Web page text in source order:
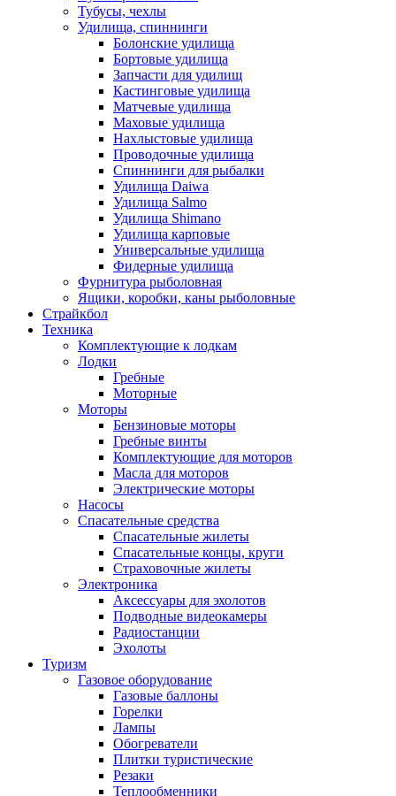
Тубусы, чехлы
Удилища, спиннинги
Болонские удилища
Бортовые удилища
Запчасти для удилищ
Кастинговые удилища
Матчевые удилища
Маховые удилища
Нахлыстовые удилища
Проводочные удилища
Спиннинги для рыбалки
Удилища Daiwa
Удилища Salmo
Удилища Shimano
Удилища карповые
Универсальные удилища
Фидерные удилища
Фурнитура рыболовная
Ящики, коробки, каны рыболовные
Страйкбол
Техника
Комплектующие к лодкам
Лодки
Гребные
Моторные
Моторы
Бензиновые моторы
Гребные винты
Комплектующие для моторов
Масла для моторов
Электрические моторы
Насосы
Спасательные средства
Спасательные жилеты
Спасательные концы, круги
Страховочные жилеты
Электроника
Аксессуары для эхолотов
Подводные видеокамеры
Радиостанции
Эхолоты
Туризм
Газовое оборудование
Газовые баллоны
Горелки
Лампы
Обогреватели
Плитки туристические
Резаки
Теплообменники